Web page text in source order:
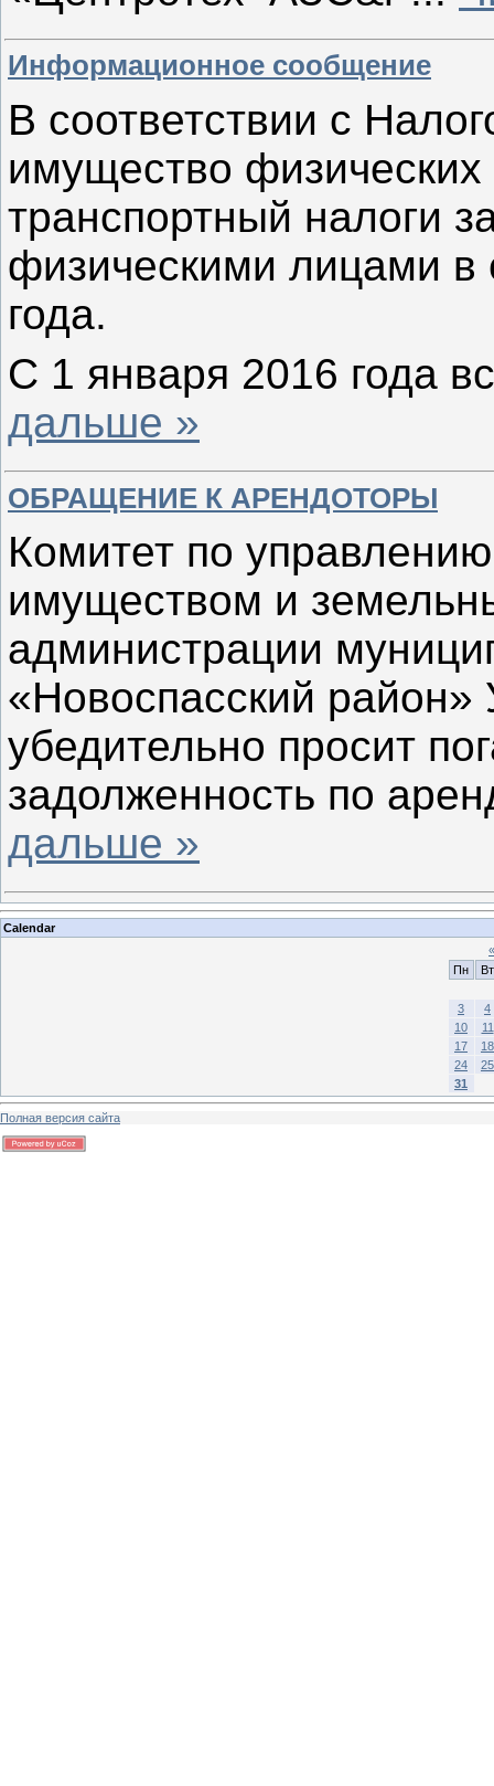
Информационное сообщение
В соответствии с
имущество
транспортный налоги
физическими лицами в
года.
С 1 января 2016 года
дальше »
ОБРАЩЕНИЕ К АРЕНДОТОРЫ
Комитет по
имуществом и
администрации
«Новоспасский район»
убедительно просит
задолженность по
дальше »
Calendar
«
Пн
Вт
3
4
10
11
17
18
24
25
31
Полная версия сайта